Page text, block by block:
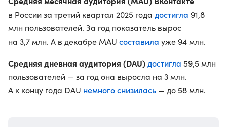
в России за третий квартал 2025 года достигла 91,8
млн пользователей. За год показатель вырос
на 3,7 млн. А в декабре MAU составила уже 94 млн.
Средняя дневная аудитория (DAU)достигла 59,5 млн
пользователей — за год она выросла на 3 млн.
А к концу года DAU немного снизилась — до 58 млн.